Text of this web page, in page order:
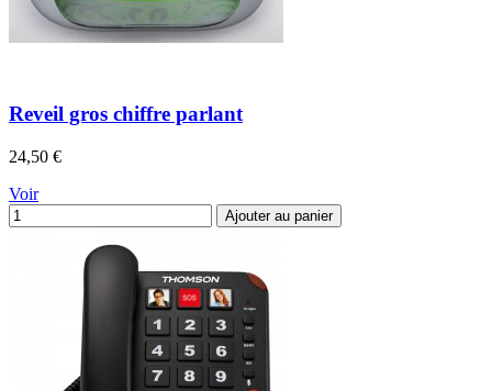
Reveil gros chiffre parlant
24,50 €Prix
Voir
Ajouter au panier